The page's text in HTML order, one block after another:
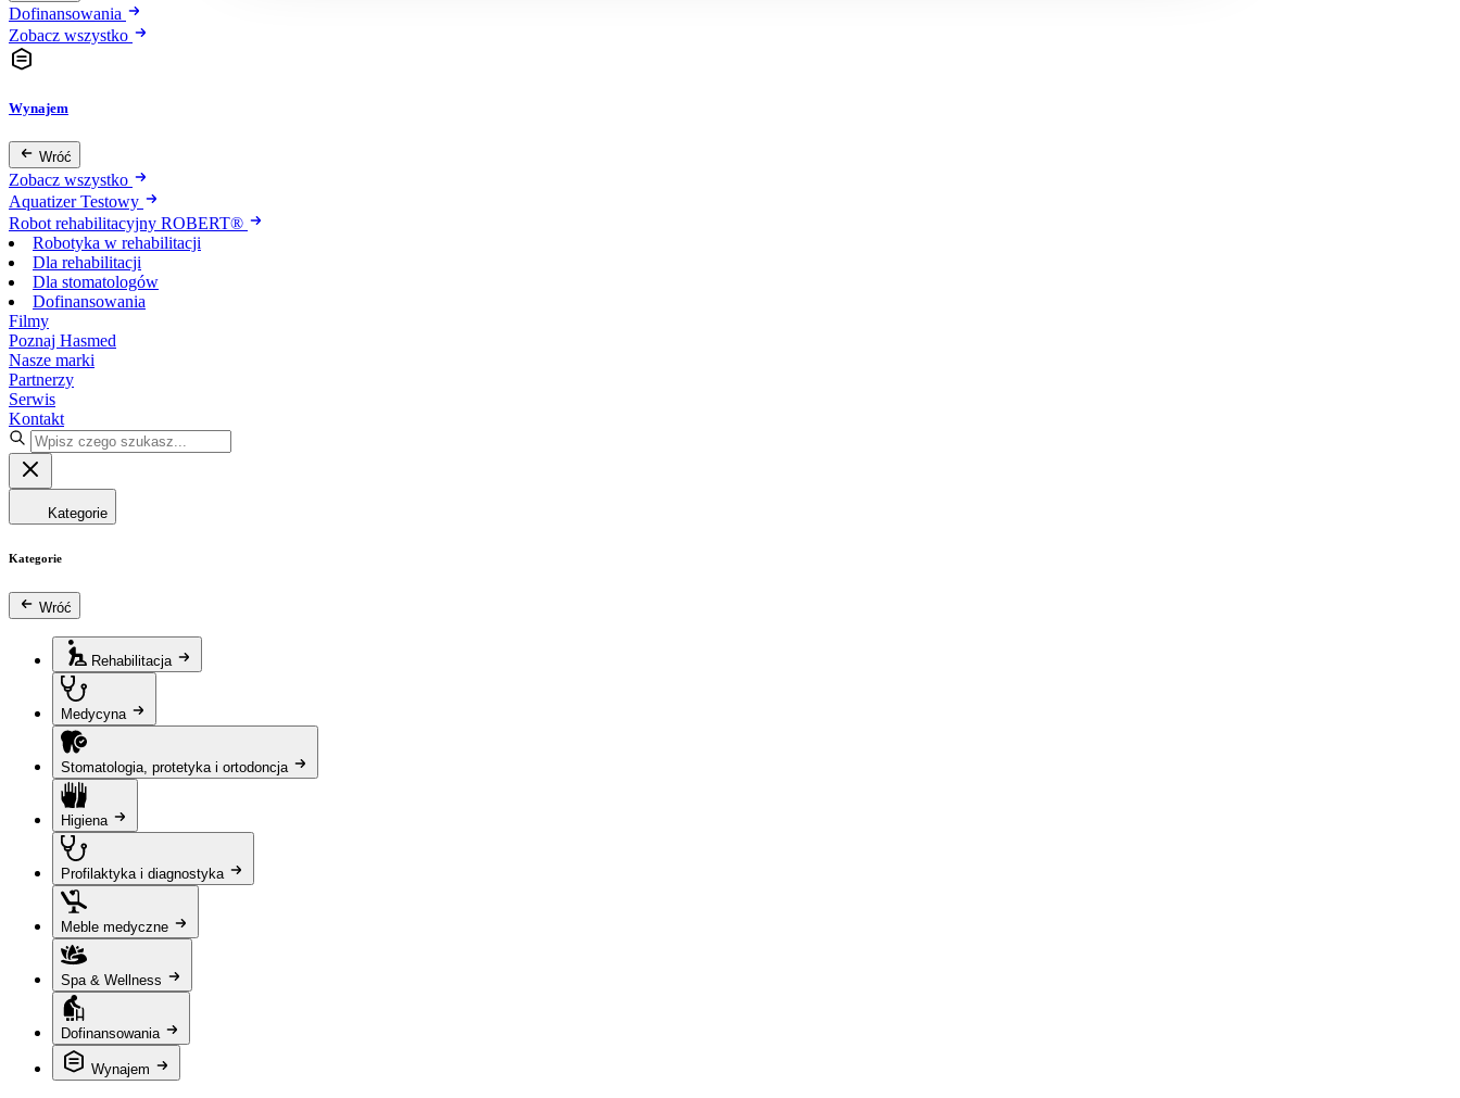
Dofinansowania
Zobacz wszystko
Wynajem
Wróć
Zobacz wszystko
Aquatizer Testowy
Robot rehabilitacyjny ROBERT®
Robotyka w rehabilitacji
Dla rehabilitacji
Dla stomatologów
Dofinansowania
Filmy
Poznaj Hasmed
Nasze marki
Partnerzy
Serwis
Kontakt
Kategorie
Kategorie
Wróć
Rehabilitacja
Medycyna
Stomatologia, protetyka i ortodoncja
Higiena
Profilaktyka i diagnostyka
Meble medyczne
Spa & Wellness
Dofinansowania
Wynajem